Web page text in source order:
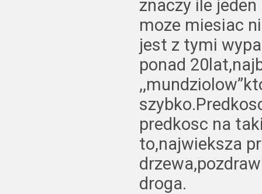
znaczy ile
moze miesiac
jest z tymi
ponad
predkosc na
to,najwieksza
droga.